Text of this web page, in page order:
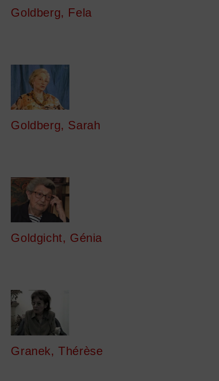
Goldberg, Fela
Goldberg, Sarah
Goldgicht, Génia
Granek, Thérèse